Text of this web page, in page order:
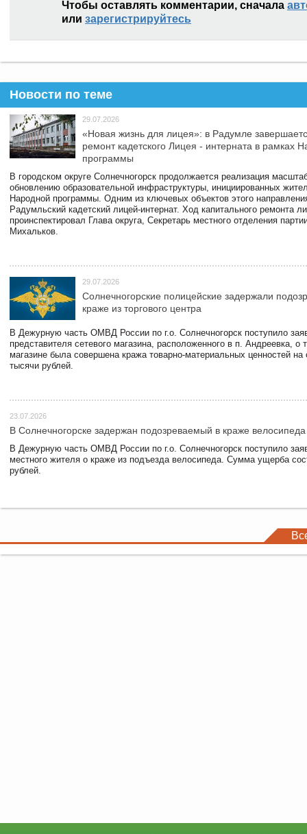
Чтобы оставлять комментарии, сначала
или зарегистрируйтесь
Новости по теме
29.07.2026
«Новая жизнь для лицея»: в Радумле
ремонт кадетского Лицея - интерната в рамках
программы
В городском округе Солнечногорск продолжается реализация
обновлению образовательной инфраструктуры, инициированных
Народной программы. Одним из ключевых объектов этого
Радумльский кадетский лицей-интернат. Ход капитального ремонта
проинспектировал Глава округа, Секретарь местного отделения
Михальков.
29.07.2026
Солнечногорские полицейские задержали
краже из торгового центра
В Дежурную часть ОМВД России по г.о. Солнечногорск поступило
представителя сетевого магазина, расположенного в п. Андреевка, о
магазине была совершена кража товарно-материальных ценностей
тысячи рублей.
23.07.2026
В Солнечногорске задержан подозреваемый в краже велосипеда
В Дежурную часть ОМВД России по г.о. Солнечногорск поступило
местного жителя о краже из подъезда велосипеда. Сумма ущерба
рублей.